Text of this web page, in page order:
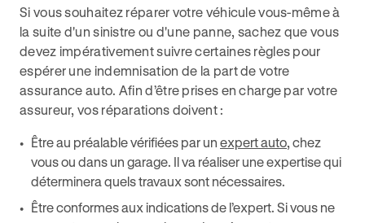
Si vous souhaitez réparer votre véhicule vous-même à
la suite d'un sinistre ou d'une panne, sachez que vous
devez impérativement suivre certaines règles pour
espérer une indemnisation de la part de votre
assurance auto. Afin d’être prises en charge par votre
assureur, vos réparations doivent :
Être au préalable vérifiées par un expert auto, chez
vous ou dans un garage. Il va réaliser une expertise qui
déterminera quels travaux sont nécessaires.
Être conformes aux indications de l’expert. Si vous ne